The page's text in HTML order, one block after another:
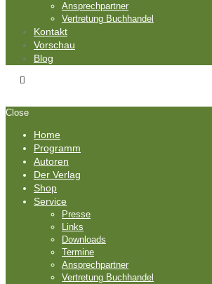
Ansprechpartner
Vertretung Buchhandel
Kontakt
Vorschau
Blog
Close
Home
Programm
Autoren
Der Verlag
Shop
Service
Presse
Links
Downloads
Termine
Ansprechpartner
Vertretung Buchhandel